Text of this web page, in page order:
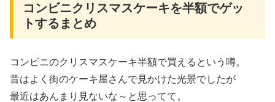
コンビニクリスマスケーキを半額でゲッ
トするまとめ
コンビニのクリスマスケーキ半額で買えるという噂。
昔はよく街のケーキ屋さんで見かけた光景でしたが
最近はあんまり見ないな～と思ってて。